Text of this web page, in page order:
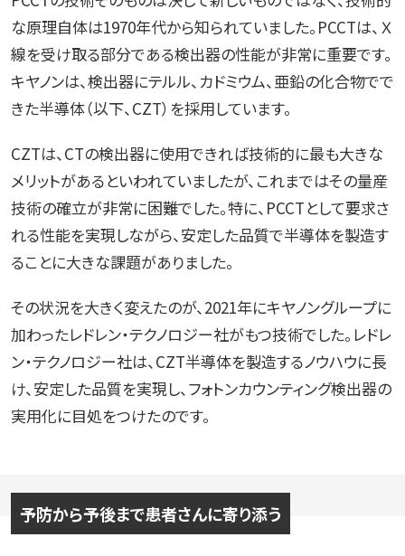
な原理自体は1970年代から知られていました。PCCTは、Ｘ
線を受け取る部分である検出器の性能が非常に重要です。
キヤノンは、検出器にテルル、カドミウム、亜鉛の化合物でで
きた半導体（以下、CZT）を採用しています。
CZTは、CTの検出器に使用できれば技術的に最も大きな
メリットがあるといわれていましたが、これまではその量産
技術の確立が非常に困難でした。特に、PCCTとして要求さ
れる性能を実現しながら、安定した品質で半導体を製造す
ることに大きな課題がありました。
その状況を大きく変えたのが、2021年にキヤノングループに
加わったレドレン・テクノロジー社がもつ技術でした。レドレ
ン・テクノロジー社は、CZT半導体を製造するノウハウに長
け、安定した品質を実現し、フォトンカウンティング検出器の
実用化に目処をつけたのです。
予防から予後まで患者さんに寄り添う